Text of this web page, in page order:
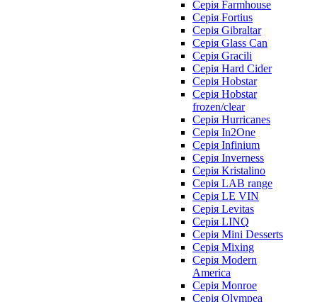
Серія Farmhouse
Серія Fortius
Серія Gibraltar
Серія Glass Can
Серія Gracili
Серія Hard Cider
Серія Hobstar
Серія Hobstar
frozen/clear
Серія Hurricanes
Серія In2One
Серія Infinium
Серія Inverness
Серія Kristalino
Серія LAB range
Серія LE VIN
Серія Levitas
Серія LINQ
Серія Mini Desserts
Серія Mixing
Серія Modern
America
Серія Monroe
Серія Olympea